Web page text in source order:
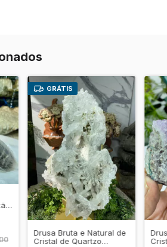
GRÁTIS
Drusa Bruta e Natural de
Cristal de Quartzo